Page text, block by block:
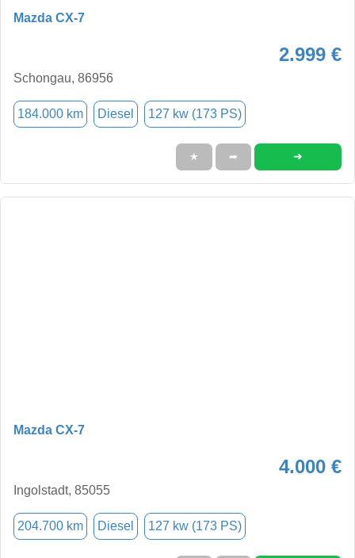
Mazda CX-7
2.999 €
Schongau, 86956
184.000 km Diesel 127 kw (173 PS)
★ ➦ ➜
Mazda CX-7
4.000 €
Ingolstadt, 85055
204.700 km Diesel 127 kw (173 PS)